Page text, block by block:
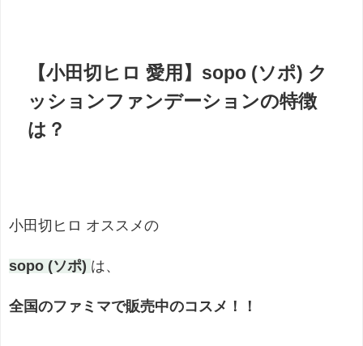
【小田切ヒロ 愛用】sopo (ソポ) ク
ッションファンデーションの特徴
は？
小田切ヒロ オススメの
sopo (ソポ) は、
全国のファミマで販売中のコスメ！！